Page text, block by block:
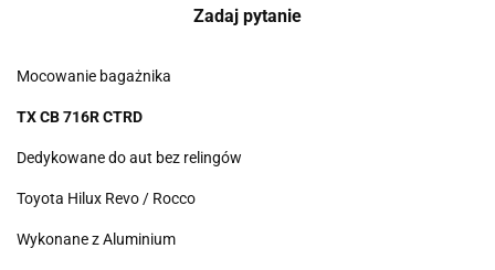
Zadaj pytanie
Mocowanie bagażnika
TX CB 716R CTRD
Dedykowane do aut bez relingów
Toyota Hilux Revo / Rocco
Wykonane z Aluminium